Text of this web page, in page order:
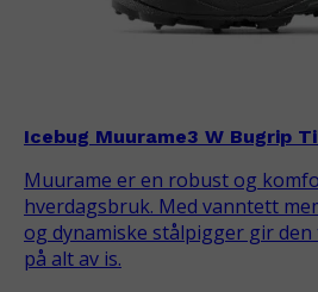
Icebug Muurame3 W Bugrip
Muurame er en robust og
hverdagsbruk. Med vanntett
og dynamiske stålpigger gir
på alt av is.